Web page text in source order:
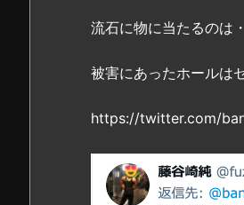
流石に物に当たるのは
被害にあったホールは
https://twitter.com/